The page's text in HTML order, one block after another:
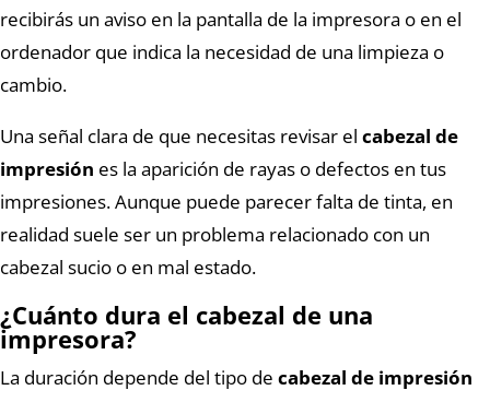
recibirás un aviso en la pantalla de la impresora o en el
ordenador que indica la necesidad de una limpieza o
cambio.
Una señal clara de que necesitas revisar el cabezal de
impresión es la aparición de rayas o defectos en tus
impresiones. Aunque puede parecer falta de tinta, en
realidad suele ser un problema relacionado con un
cabezal sucio o en mal estado.
¿Cuánto dura el cabezal de una
impresora?
La duración depende del tipo de cabezal de impresión